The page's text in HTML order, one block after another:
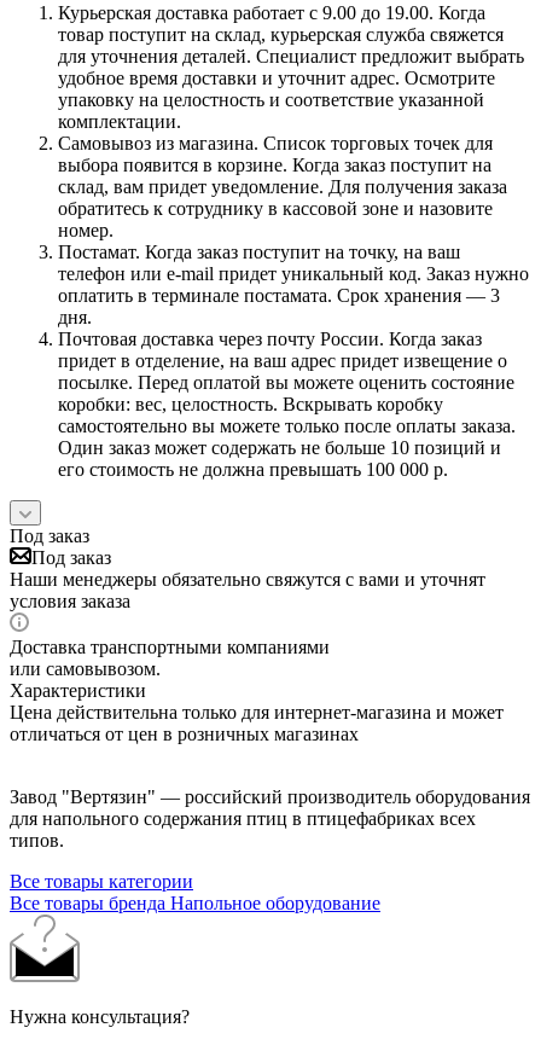
Курьерская доставка работает с 9.00 до 19.00. Когда
товар поступит на склад, курьерская служба свяжется
для уточнения деталей. Специалист предложит выбрать
удобное время доставки и уточнит адрес. Осмотрите
упаковку на целостность и соответствие указанной
комплектации.
Самовывоз из магазина. Список торговых точек для
выбора появится в корзине. Когда заказ поступит на
склад, вам придет уведомление. Для получения заказа
обратитесь к сотруднику в кассовой зоне и назовите
номер.
Постамат. Когда заказ поступит на точку, на ваш
телефон или e-mail придет уникальный код. Заказ нужно
оплатить в терминале постамата. Срок хранения — 3
дня.
Почтовая доставка через почту России. Когда заказ
придет в отделение, на ваш адрес придет извещение о
посылке. Перед оплатой вы можете оценить состояние
коробки: вес, целостность. Вскрывать коробку
самостоятельно вы можете только после оплаты заказа.
Один заказ может содержать не больше 10 позиций и
его стоимость не должна превышать 100 000 р.
Под заказ
Под заказ
Наши менеджеры обязательно свяжутся с вами и уточнят
условия заказа
Доставка транспортными компаниями
или самовывозом.
Характеристики
Цена действительна только для интернет-магазина и может
отличаться от цен в розничных магазинах
Завод "Вертязин" — российский производитель оборудования
для напольного содержания птиц в птицефабриках всех
типов.
Все товары категории
Все товары бренда Напольное оборудование
Нужна консультация?